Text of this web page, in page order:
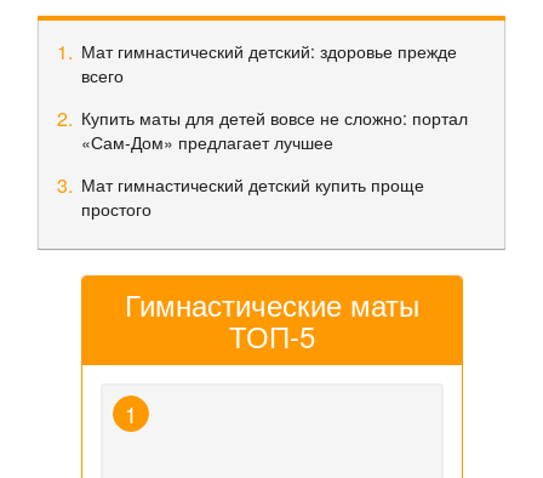
Мат гимнастический детский: здоровье прежде
всего
Купить маты для детей вовсе не сложно: портал
«Сам-Дом» предлагает лучшее
Мат гимнастический детский купить проще
простого
Гимнастические маты
ТОП-5